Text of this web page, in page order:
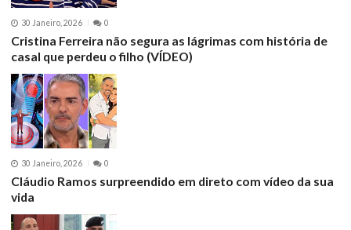
30 Janeiro, 2026 0
Cristina Ferreira não segura as lágrimas com história de
casal que perdeu o filho (VÍDEO)
30 Janeiro, 2026 0
Cláudio Ramos surpreendido em direto com vídeo da sua
vida